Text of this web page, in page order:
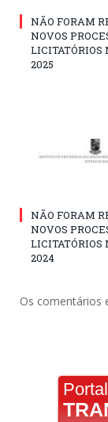
NÃO FORAM
NOVOS
LICITATÓRIOS
2025
NÃO FORAM
NOVOS
LICITATÓRIOS
2024
Os comentários